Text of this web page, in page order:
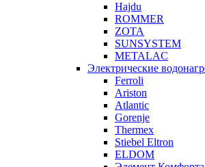
Hajdu
ROMMER
ZOTA
SUNSYSTEM
METALAC
Электрические
Ferroli
Ariston
Atlantic
Gorenje
Thermex
Stiebel Eltron
ELDOM